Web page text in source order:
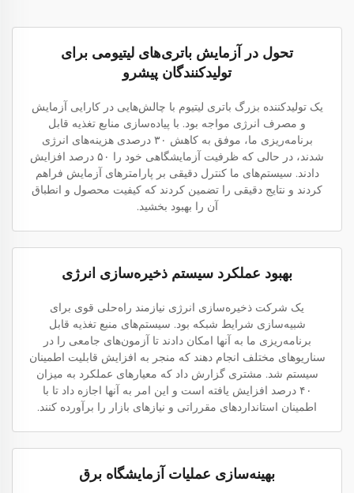
تحول در آزمایش باتری‌های لیتیومی برای
تولیدکنندگان پیشرو
یک تولیدکننده بزرگ باتری لیتیوم با چالش‌هایی در کارایی آزمایش
و مصرف انرژی مواجه بود. با پیاده‌سازی منابع تغذیه قابل
برنامه‌ریزی ما، موفق به کاهش ۳۰ درصدی هزینه‌های انرژی
شدند، در حالی که ظرفیت آزمایشگاهی خود را ۵۰ درصد افزایش
دادند. سیستم‌های ما کنترل دقیقی بر پارامترهای آزمایش فراهم
کردند و نتایج دقیقی را تضمین کردند که کیفیت محصول و انطباق
آن را بهبود بخشید.
بهبود عملکرد سیستم ذخیره‌سازی انرژی
یک شرکت ذخیره‌سازی انرژی نیازمند راه‌حلی قوی برای
شبیه‌سازی شرایط شبکه بود. سیستم‌های منبع تغذیه قابل
برنامه‌ریزی ما به آنها امکان دادند تا آزمون‌های جامعی را در
سناریوهای مختلف انجام دهند که منجر به افزایش قابلیت اطمینان
سیستم شد. مشتری گزارش داد که معیارهای عملکرد به میزان
۴۰ درصد افزایش یافته است و این امر به آنها اجازه داد تا با
اطمینان استانداردهای مقرراتی و نیازهای بازار را برآورده کنند.
بهینه‌سازی عملیات آزمایشگاه برق